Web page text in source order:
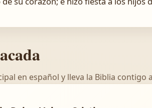
en español y lleva la Biblia contigo